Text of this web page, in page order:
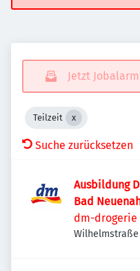
Jetzt
Teilzeit
Suche zurücksetzen
Ausbildung
Bad
dm-drogerie
Wilhelmstraße